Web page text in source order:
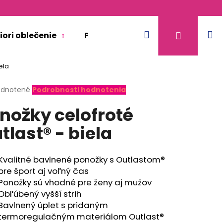
oblečenie Pre dospelých Doplnkový
Hľadať
Podrobnosti hodnotenia
celofroté
- biela
bavlnené ponožky s Outlastom®
šport aj voľný čas
sú vhodné pre ženy aj mužov
vyšší strih
úplet s pridaným
materiálom Outlast®
- BÉŽOVÁ